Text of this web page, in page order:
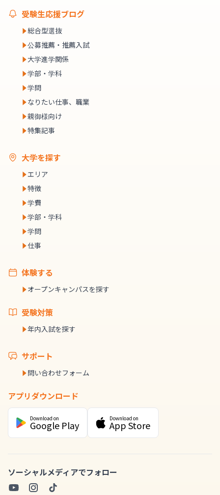
受験生応援ブログ
総合型選抜
公募推薦・推薦入試
大学進学関係
学部・学科
学問
なりたい仕事、職業
親御様向け
特集記事
大学を探す
エリア
特徴
学費
学部・学科
学問
仕事
体験する
オープンキャンパスを探す
受験対策
年内入試を探す
サポート
問い合わせフォーム
アプリダウンロード
Download on
Google Play
Download on
App Store
ソーシャルメディアでフォロー